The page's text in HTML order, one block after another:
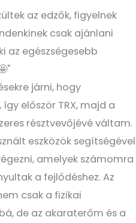
az edzők, figyelnek
csak ajánlani
az egészségesebb
járni, hogy
először TRX, majd a
résztvevőjévé váltam.
eszközök segítségével
amelyek számomra
a fejlődéshez. Az
csak a fizikai
de az akaraterőm és a